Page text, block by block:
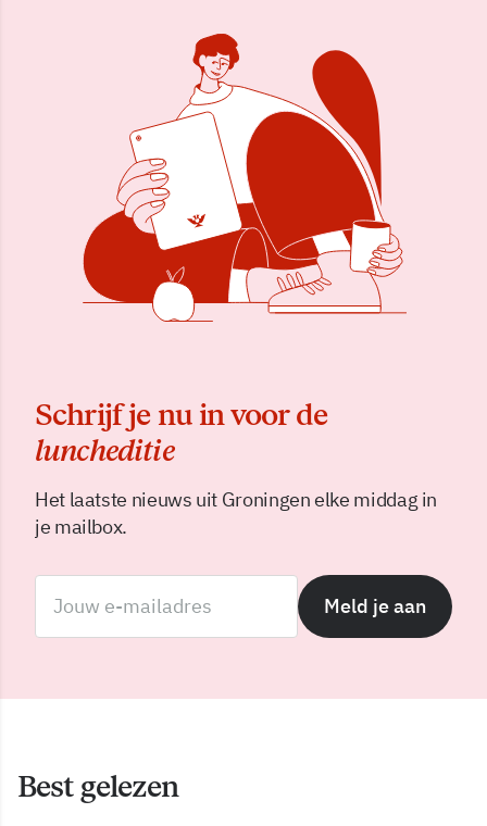
Schrijf je nu in voor de
luncheditie
Het laatste nieuws uit Groningen elke middag in
je mailbox.
Meld je aan
Best gelezen